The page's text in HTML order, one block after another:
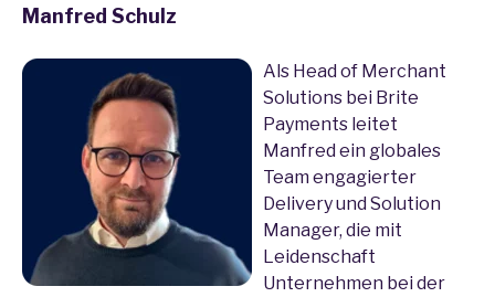
Manfred Schulz
Als Head of Merchant
Solutions bei Brite
Payments leitet
Manfred ein globales
Team engagierter
Delivery und Solution
Manager, die mit
Leidenschaft
Unternehmen bei der